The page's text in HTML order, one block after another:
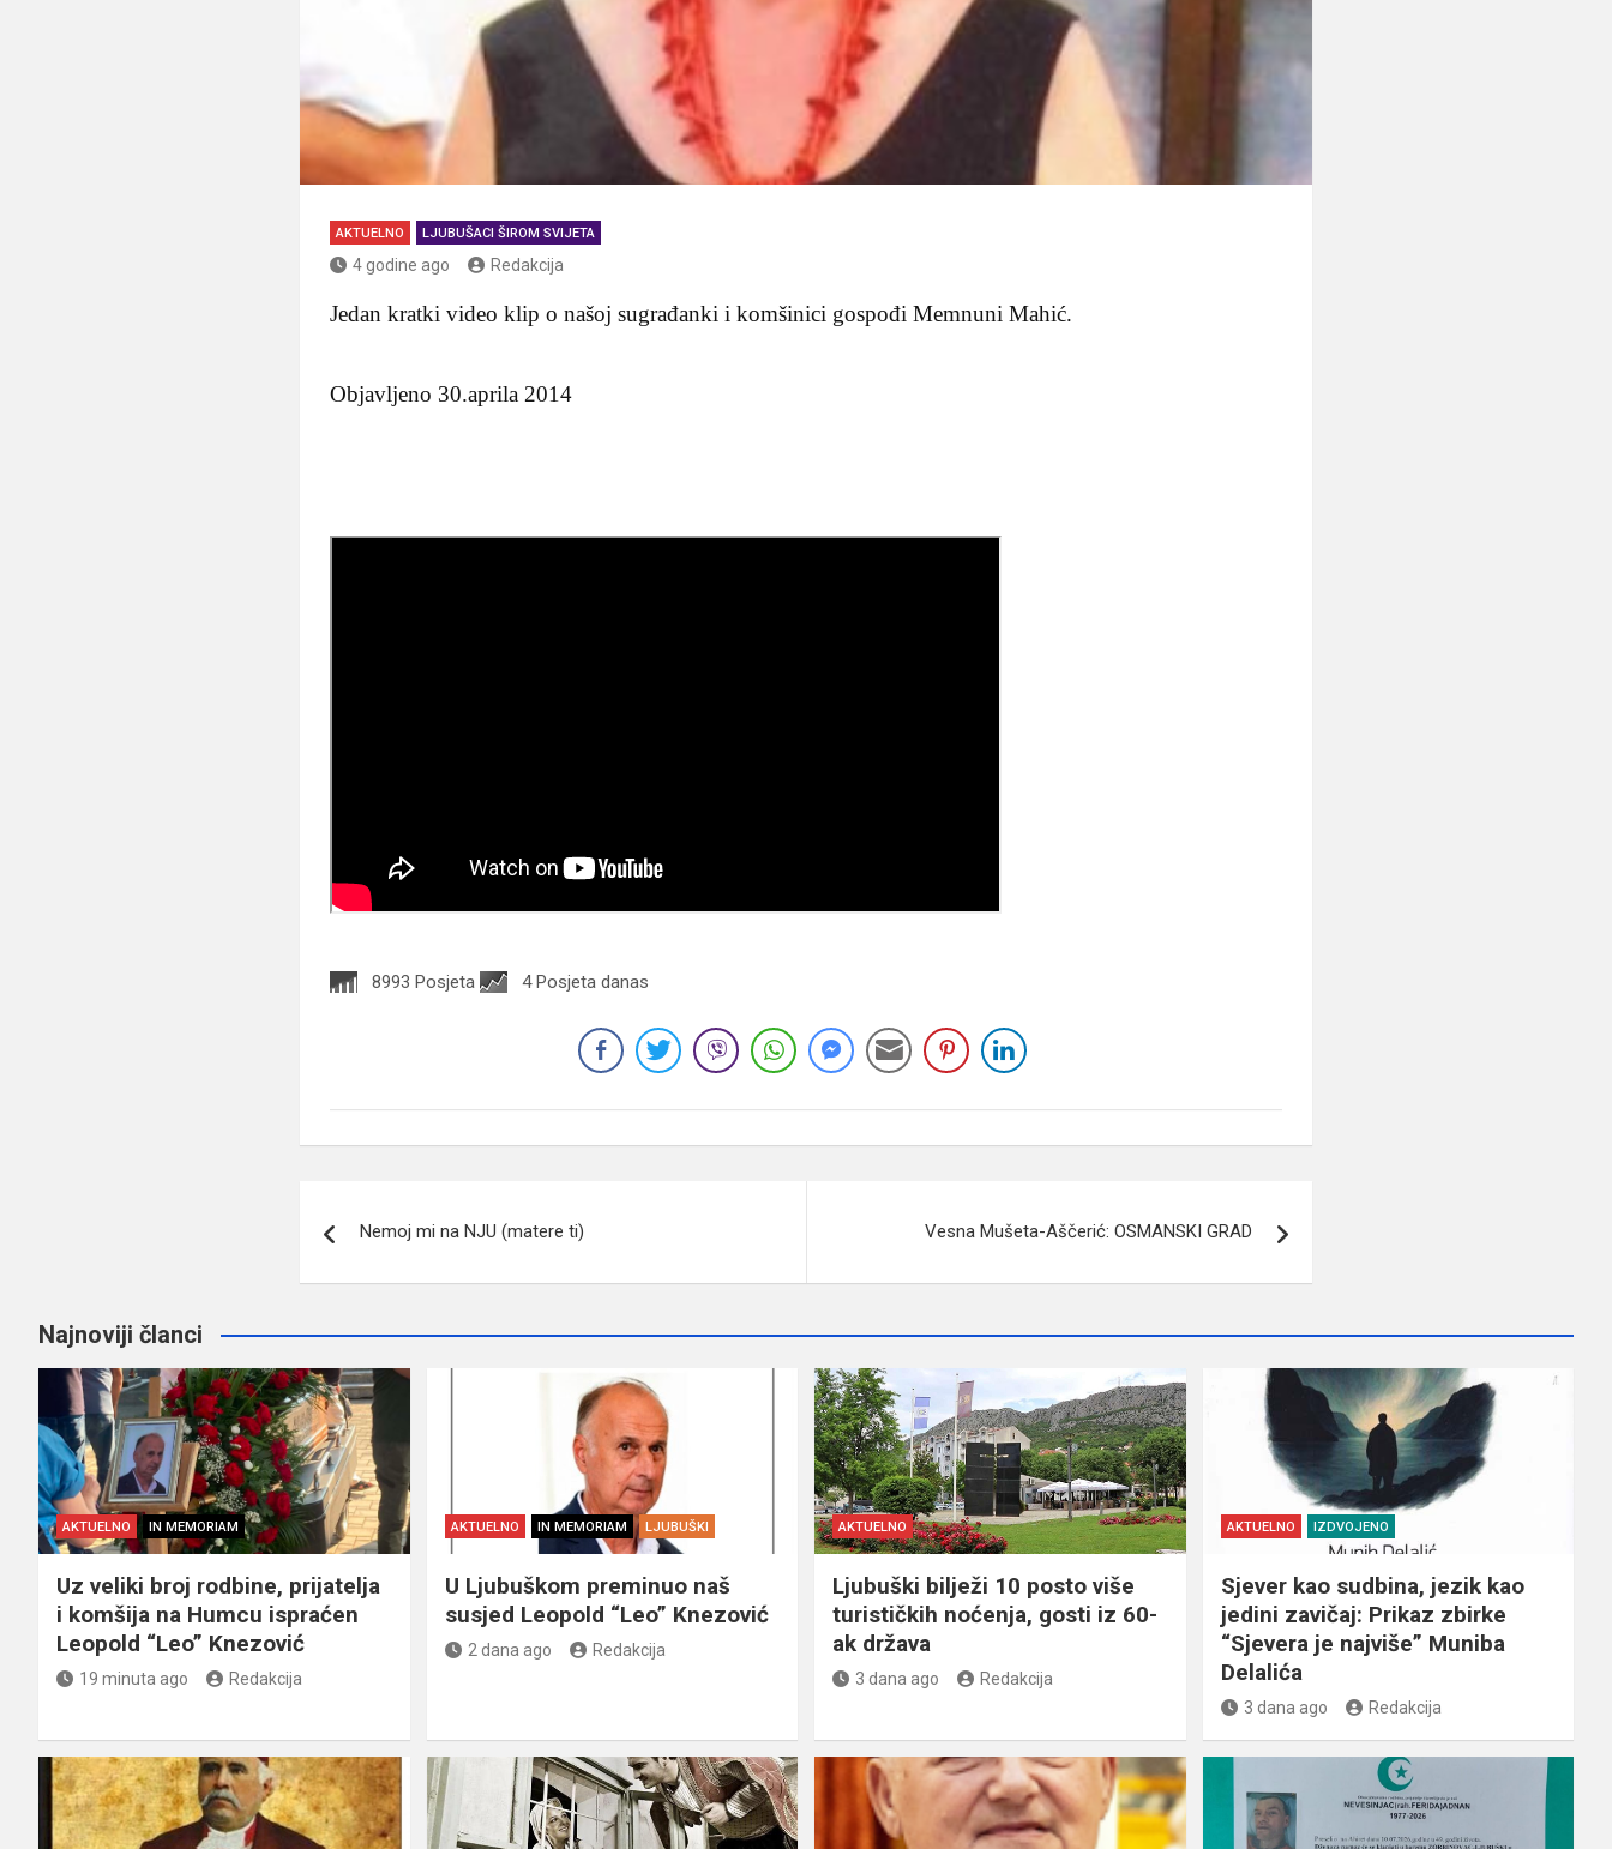
AKTUELNO LJUBUŠACI ŠIROM SVIJETA
4 godine ago Redakcija
Jedan kratki video klip o našoj sugrađanki i komšinici gospođi Memnuni Mahić.
Objavljeno 30.aprila 2014
8993 Posjeta 4 Posjeta danas
članaka
Nemoj mi na NJU (matere ti) Vesna Mušeta-Aščerić: OSMANSKI GRAD
Najnoviji članci
AKTUELNO IN MEMORIAM
Uz veliki broj rodbine, prijatelja
i komšija na Humcu ispraćen
Leopold “Leo” Knezović
19 minuta ago Redakcija
AKTUELNO IN MEMORIAM LJUBUŠKI
U Ljubuškom preminuo naš
susjed Leopold “Leo” Knezović
2 dana ago Redakcija
AKTUELNO
Ljubuški bilježi 10 posto više
turističkih noćenja, gosti iz 60-
ak država
3 dana ago Redakcija
AKTUELNO IZDVOJENO
Sjever kao sudbina, jezik kao
jedini zavičaj: Prikaz zbirke
“Sjevera je najviše” Muniba
Delalića
3 dana ago Redakcija